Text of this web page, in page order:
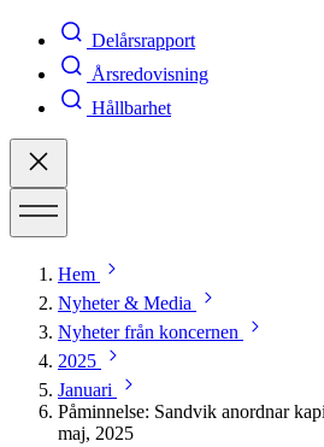
Delårsrapport
Årsredovisning
Hållbarhet
Hem
Nyheter & Media
Nyheter från koncernen
2025
Januari
Påminnelse: Sandvik anordnar
maj, 2025